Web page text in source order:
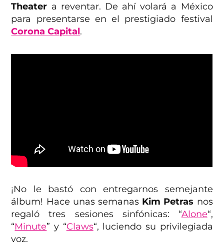
Theater a reventar. De ahí volará a México
para presentarse en el prestigiado festival
Corona Capital.
¡No le bastó con entregarnos semejante
álbum! Hace unas semanas Kim Petras nos
regaló tres sesiones sinfónicas: “Alone“,
“Minute” y “Claws“, luciendo su privilegiada
voz.